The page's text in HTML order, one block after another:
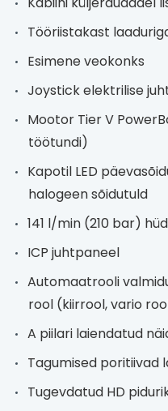
Tööriistakast
Esimene veokonks
Joystick elektrilise
Mootor Tier V
töötundi)
Kapotil LED
halogeen sõidutuld
141 l/min (210 bar)
ICP juhtpaneel
Automaatrooli
rool (kiirrool, vario
A piilari laiendatud
Tagumised poritiivad
Tugevdatud HD